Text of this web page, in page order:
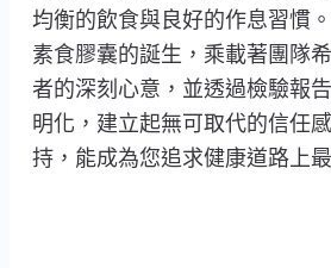
均衡的飲食與良好的作息習慣
素食膠囊的誕生，乘載著團隊
者的深刻心意，並透過檢驗報
明化，建立起無可取代的信任
持，能成為您追求健康道路上